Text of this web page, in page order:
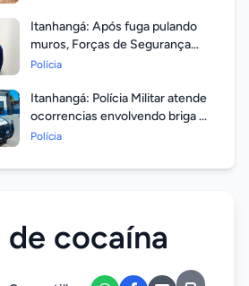
Itanhangá: Após fuga pulando
muros, Forças de Segurança
prendem homem com mandato
Polícia
Itanhangá: Polícia Militar atende
ocorrencias envolvendo briga de
casais durante feriado
Polícia
cocaína